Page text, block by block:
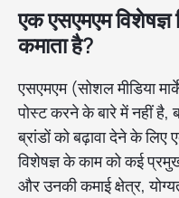
एक एसएमएम
कमाता है?
एसएमएम (सोशल मीडिया
पोस्ट करने के बारे में नहीं है,
ब्रांडों को बढ़ावा देने के
विशेषज्ञ के काम को कई
और उनकी कमाई क्षेत्र,